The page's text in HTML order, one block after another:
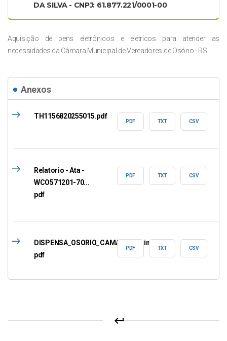
DA SILVA - CNPJ: 61.877.221/0001-00
Aquisição de bens eletrônicos e elétricos para atender as
necessidades da Câmara Municipal de Vereadores de Osório - RS
Anexos
east TH1156820255015.pdf
PDF TXT CSV
east
Relatorio - Ata -
WCO571201-70...
pdf
PDF TXT CSV
east
DISPENSA_OSORIO_CAMARA_assinad...
pdf
PDF TXT CSV
keyboard_return